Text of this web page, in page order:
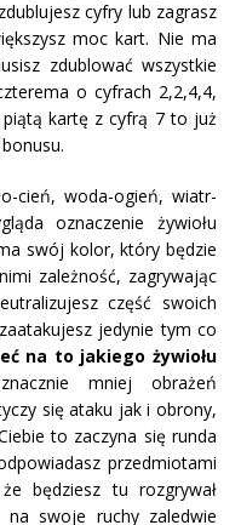
cyfry lub zagrasz
moc kart. Nie ma
zdublować wszystkie
o cyfrach 2,2,4,4,
kartę z cyfrą 7 to już
cień, woda-ogień, wiatr-
oznaczenie żywiołu
swój kolor, który będzie
zależność, zagrywając
część swoich
jedynie tym co
na to jakiego żywiołu
mniej obrażeń
się ataku jak i obrony,
to zaczyna się runda
przedmiotami
będziesz tu rozgrywał
na swoje ruchy zaledwie